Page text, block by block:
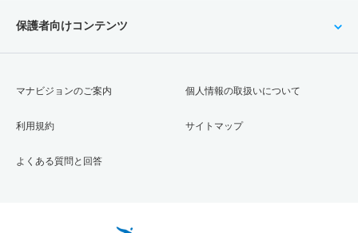
保護者向けコンテンツ
マナビジョンのご案内
利用規約
よくある質問と回答
個人情報の取扱いについて
サイトマップ